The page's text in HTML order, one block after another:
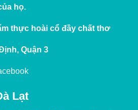
họ.
thực hoài cổ đầy chất thơ
Quận 3
Lạt